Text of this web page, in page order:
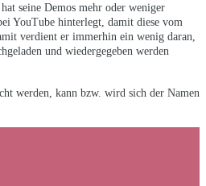
seine Demos mehr oder weniger
YouTube hinterlegt, damit diese vom
verdient er immerhin ein wenig daran,
und wiedergegeben werden
werden, kann bzw. wird sich der Namen